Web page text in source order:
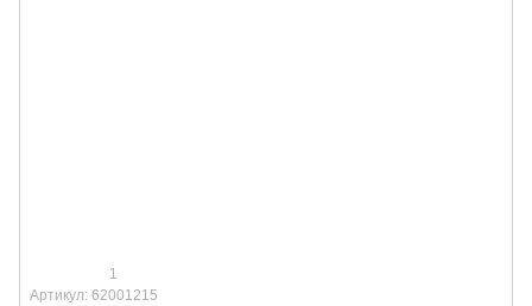
1
Артикул: 62001215